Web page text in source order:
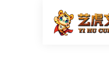
公司宣